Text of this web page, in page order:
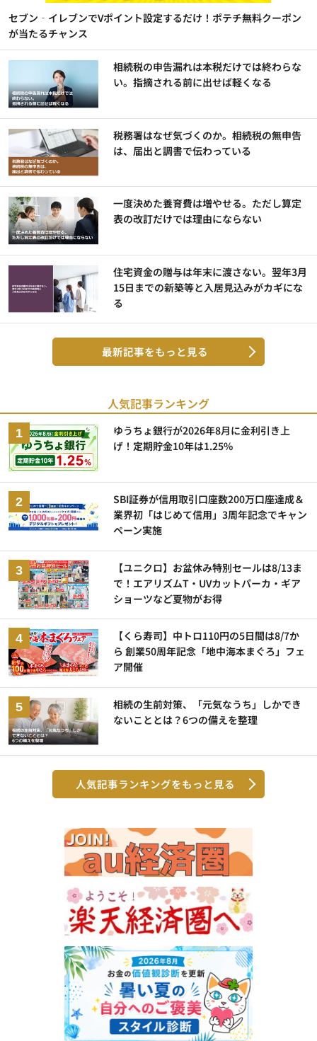
セブン‐イレブンでVポイント設定するだけ！ポテチ無料クーポン
が当たるチャンス
相続税の申告漏れは本税だけでは終わらな
い。指摘される前に出せば軽くなる
税務署はなぜ気づくのか。相続税の無申告
は、届出と調書で伝わっている
一度決めた養育費は増やせる。ただし算定
表の改訂だけでは理由にならない
住宅資金の贈与は年末に渡さない。翌年3月
15日までの新築等と入居見込みがカギにな
る
最新記事をもっと見る
人気記事ランキング
ゆうちょ銀行が2026年8月に金利引き上
げ！定期貯金10年は1.25%
SBI証券が信用取引口座数200万口座達成＆
業界初「はじめて信用」3周年記念でキャン
ペーン実施
【ユニクロ】お盆休み特別セールは8/13ま
で！エアリズムT・UVカットパーカ・ギア
ショーツなど夏物がお得
【くら寿司】中トロ110円の5日間は8/7か
ら 創業50周年記念「地中海本まぐろ」フェ
ア開催
相続の生前対策、「元気なうち」しかでき
ないこととは？6つの備えを整理
人気記事ランキングをもっと見る